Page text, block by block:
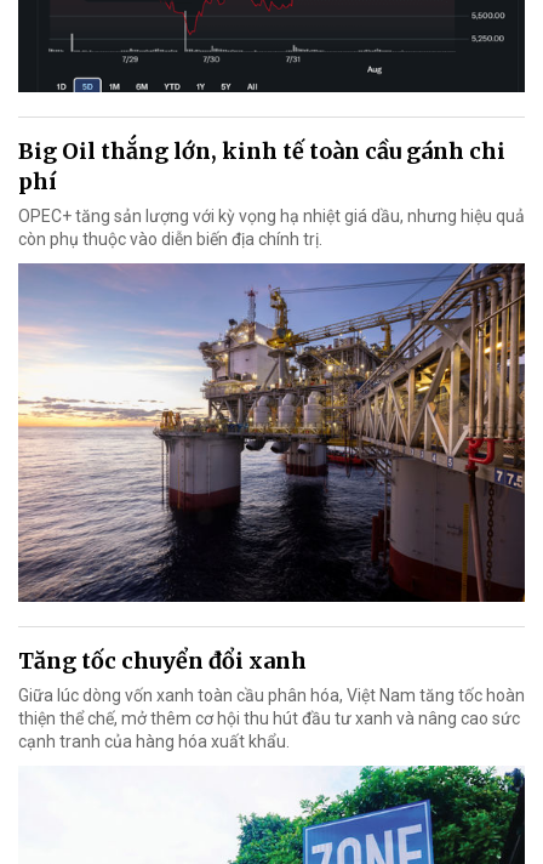
Big Oil thắng lớn, kinh tế toàn cầu gánh chi
phí
OPEC+ tăng sản lượng với kỳ vọng hạ nhiệt giá dầu, nhưng hiệu quả
còn phụ thuộc vào diễn biến địa chính trị.
Tăng tốc chuyển đổi xanh
Giữa lúc dòng vốn xanh toàn cầu phân hóa, Việt Nam tăng tốc hoàn
thiện thể chế, mở thêm cơ hội thu hút đầu tư xanh và nâng cao sức
cạnh tranh của hàng hóa xuất khẩu.